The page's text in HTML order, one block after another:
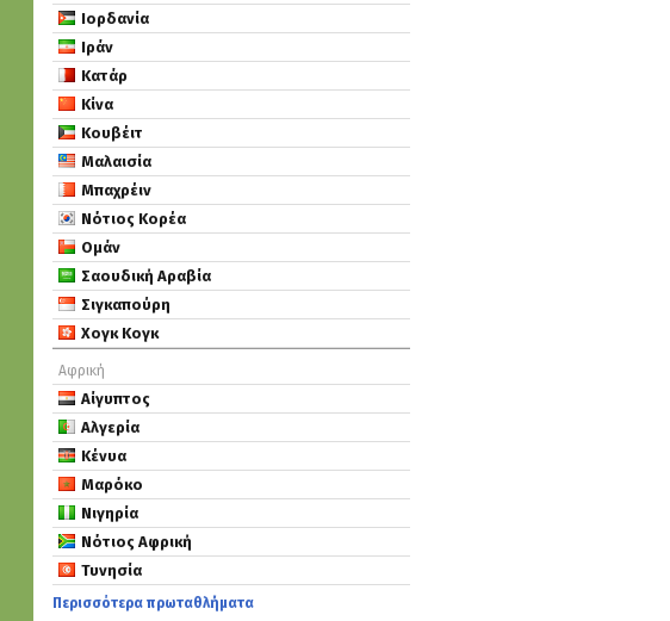
Ιορδανία
Ιράν
Κατάρ
Κίνα
Κουβέιτ
Μαλαισία
Μπαχρέιν
Νότιος Κορέα
Ομάν
Σαουδική Αραβία
Σιγκαπούρη
Χογκ Κογκ
Αφρική
Αίγυπτος
Αλγερία
Κένυα
Μαρόκο
Νιγηρία
Νότιος Αφρική
Τυνησία
Περισσότερα πρωταθλήματα